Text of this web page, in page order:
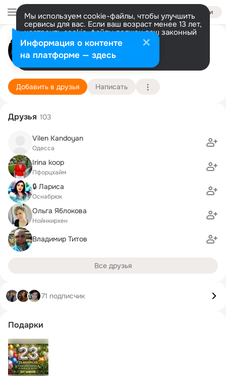
Войти
Мы используем cookie-файлы, чтобы улучшить
сервисы для вас. Если ваш возраст менее 13 лет,
настроить cookie-файлы должен ваш законный
представитель. Больше информации
Разрешить все Настроить
Alexander Кoop
Feldberg 24 июня (51 год)
Подробнее
Добавить в друзья Написать
Друзья 103
Vilen Kandoyan
Одесса
Irina koop
Пфорцхайм
🔒 Лариса
Оснабрюк
Ольга Яблокова
Нойнкирхен
Владимир Титов
Все друзья
71 подписчик
Подарки
Информация о контенте
на платформе — здесь